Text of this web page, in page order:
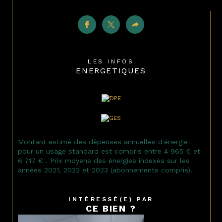
LES INFOS
ENERGETIQUES
Montant estimé des dépenses annuelles d'énergie
pour un usage standard est compris entre 4 965 € et
6 717 € . Prix moyens des énergies indexés sur les
années 2021, 2022 et 2023 (abonnements compris).
INTÉRESSÉ(E) PAR
CE BIEN ?